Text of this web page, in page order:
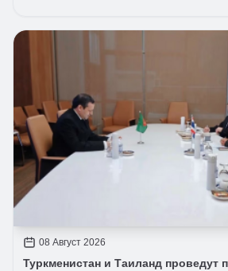
08 Август 2026
Туркменистан и Таиланд проведут